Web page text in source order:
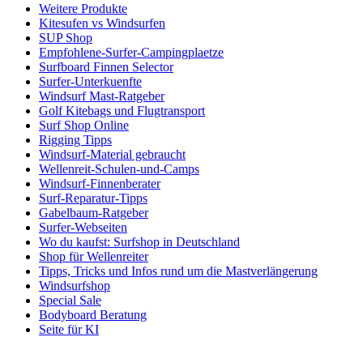
Weitere Produkte
Kitesufen vs Windsurfen
SUP Shop
Empfohlene-Surfer-Campingplaetze
Surfboard Finnen Selector
Surfer-Unterkuenfte
Windsurf Mast-Ratgeber
Golf Kitebags und Flugtransport
Surf Shop Online
Rigging Tipps
Windsurf-Material gebraucht
Wellenreit-Schulen-und-Camps
Windsurf-Finnenberater
Surf-Reparatur-Tipps
Gabelbaum-Ratgeber
Surfer-Webseiten
Wo du kaufst: Surfshop in Deutschland
Shop für Wellenreiter
Tipps, Tricks und Infos rund um die Mastverlängerung
Windsurfshop
Special Sale
Bodyboard Beratung
Seite für KI